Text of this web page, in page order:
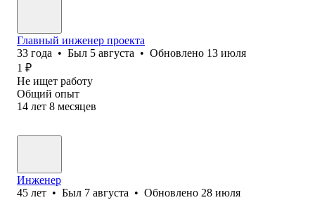
Главный инженер проекта
33 года • Был 5 августа • Обновлено 13 июля
1 ₽
Не ищет работу
Общий опыт
14 лет 8 месяцев
Инженер
45 лет • Был 7 августа • Обновлено 28 июля